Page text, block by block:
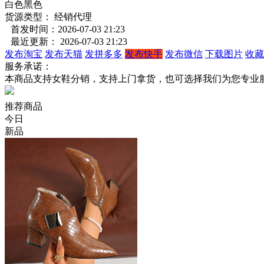
白色黑色
货源类型： 经销代理
首发时间：2026-07-03 21:23
最近更新： 2026-07-03 21:23
发布淘宝 发布天猫 发拼多多 发布快手 发布微信 下载图片 收
服务承诺：
本商品支持女鞋分销，支持上门拿货，也可选择我们为您专业
推荐商品
今日
新品